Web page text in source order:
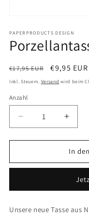
in
Modal
öffnen
PAPERPRODUCTS DESIGN
Normaler
Preis
€17,95 EUR €9,95 EUR
Inkl. Steuern. Versand wird beim
Anzahl
Anzahl
Verringere
die
Menge
Porzellantasse
Erhöhe
die
für
In
Unsere neue Tasse aus